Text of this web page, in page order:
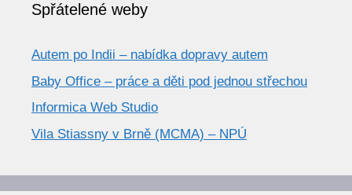
Spřátelené weby
Autem po Indii – nabídka dopravy autem
Baby Office – práce a děti pod jednou střechou
Informica Web Studio
Vila Stiassny v Brně (MCMA) – NPÚ